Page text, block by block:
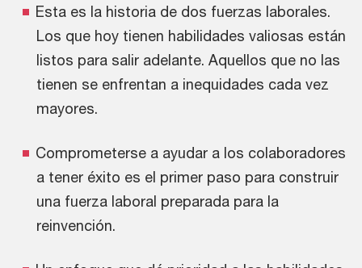
Esta es la historia de dos fuerzas laborales.
Los que hoy tienen habilidades valiosas están
listos para salir adelante. Aquellos que no las
tienen se enfrentan a inequidades cada vez
mayores.
Comprometerse a ayudar a los colaboradores
a tener éxito es el primer paso para construir
una fuerza laboral preparada para la
reinvención.